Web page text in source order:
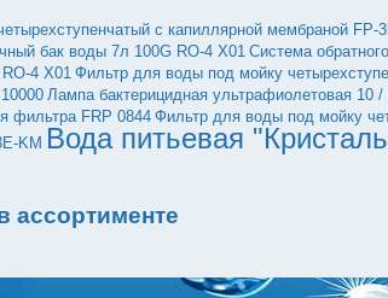
с капиллярной мембраной FP-
бак воды 7л 100G RO-4 X01 Система
4 X01Фильтр для воды под мойку
Лампа бактерицидная ультрафиолетовая 10 /
фильтра FRP 0844 Фильтр для воды под мойку
KМ Вода питьевая
ассортименте